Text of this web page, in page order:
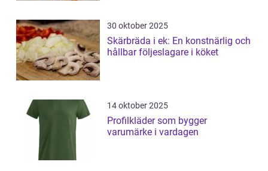
30 oktober 2025
Skärbräda i ek: En konstnärlig och
hållbar följeslagare i köket
14 oktober 2025
Profilkläder som bygger
varumärke i vardagen